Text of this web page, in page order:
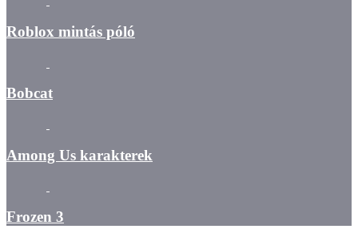
Roblox mintás póló
Bobcat
Among Us karakterek
Frozen 3